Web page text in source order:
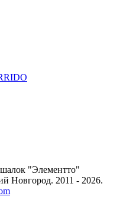
"Элементто"
Новгород. 2011 - 2026.